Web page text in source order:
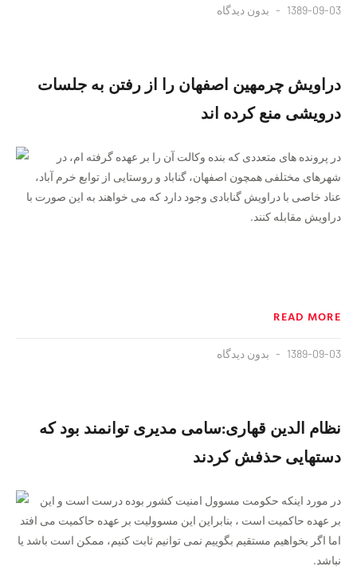
1389-09-03 بدون دیدگاه
دراویش چرمهین اصفهان را از رفتن به جلسات
درویشی منع کرده اند
در پرونده های متعددی که بنده وکالت آن را بر عهده گرفته ام، در
شهرهای مختلفی همچون اصفهان، گناباد و روستايی از توابع خرم آباد،
عناد خاصی با دراويش گنابادی وجود دارد که می خواهند به اين صورت با
دراويش مقابله کنند.
READ MORE
1389-09-03 بدون دیدگاه
نظام الدین قهاری:سامی مدیری توانمند بود که
دستهایی حذفش کردند
در مورد اینکه حکومت مسوول امنیت کشور بوده درست است و این
بر عهده حاکمیت است ، بنابراین این مسوولیت بر عهده حاکمیت می افتد
اما اگر بخواهیم مستقیم بگوییم نمی توانیم ثابت کنیم، ممکن است باشد یا
نباشد.